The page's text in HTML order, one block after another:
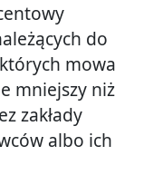
do
mowa
mniejszy niż
zakłady
albo ich